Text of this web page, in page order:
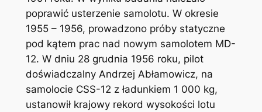
poprawić usterzenie samolotu. W okresie
1955 – 1956, prowadzono próby statyczne
pod kątem prac nad nowym samolotem MD-
12. W dniu 28 grudnia 1956 roku, pilot
doświadczalny Andrzej Abłamowicz, na
samolocie CSS-12 z ładunkiem 1 000 kg,
ustanowił krajowy rekord wysokości lotu